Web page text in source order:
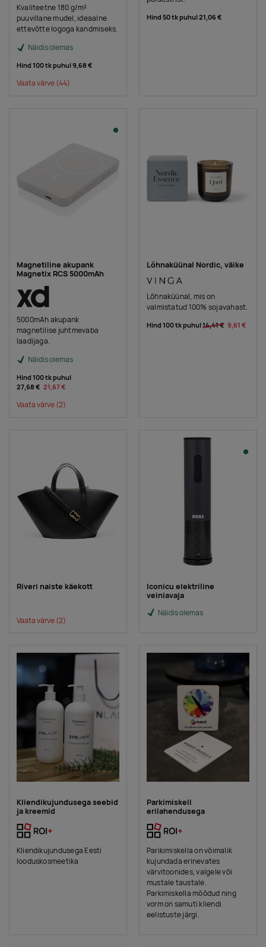
Kvaliteetne 180 g/m²
puuvillane mudel, ideaalne
ettevõtte logoga kandmiseks.
Näidis olemas
Hind 100 tk puhul9,68 €
Vaata värve(44)
Hind 50 tk puhul21,06 €
Magnetiline akupank
Magnetix RCS 5000mAh
5000mAh akupank
magnetilise juhtmevaba
laadijaga.
Näidis olemas
Hind 100 tk puhul
27,68 € 21,67 €
Vaata värve(2)
Lõhnaküünal Nordic, väike
Lõhnaküünal, mis on
valmistatud 100% sojavahast.
Hind 100 tk puhul14,41 € 9,61 €
Riveri naiste käekott
Vaata värve(2)
Iconicu elektriline
veiniavaja
Näidis olemas
Kliendikujundusega seebid
ja kreemid
Kliendikujundusega Eesti
looduskosmeetika
Parkimiskell
erilahendusega
Parikimiskella on võimalik
kujundada erinevates
värvitoonides, valgele või
mustale taustale.
Parkimiskella mõõdud ning
vorm on samuti kliendi
eelistuste järgi.